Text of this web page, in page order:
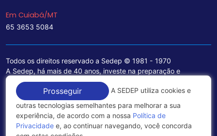
Em Cuiabá/MT
65 3653 5084
Todos os direitos reservado a Sedep © 1981 - 1970
A Sedep, há mais de 40 anos, investe na preparação e
treinamento de funcionários e na aquisição de tecnologia de
ponta para a ampliação de seu portfólio de serviços voltados
para a área jurídica, que contemplam informações seguras e
excelentes soluções empresariais.
Política de Privacidade
Prosseguir
A SEDEP utiliza cookies e
outras tecnologias semelhantes para melhorar a sua
experiência, de acordo com a nossa Política de
Privacidade e, ao continuar navegando, você concorda